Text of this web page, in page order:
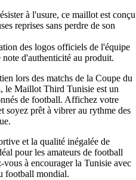
à l'usure, ce maillot est conçu
reprises sans perdre de son
des logos officiels de l'équipe
d'authenticité au produit.
lors des matchs de la Coupe du
le Maillot Third Tunisie est un
de football. Affichez votre
soyez prêt à vibrer au rythme des
et la qualité inégalée de
pour les amateurs de football
vous à encourager la Tunisie avec
football mondial.